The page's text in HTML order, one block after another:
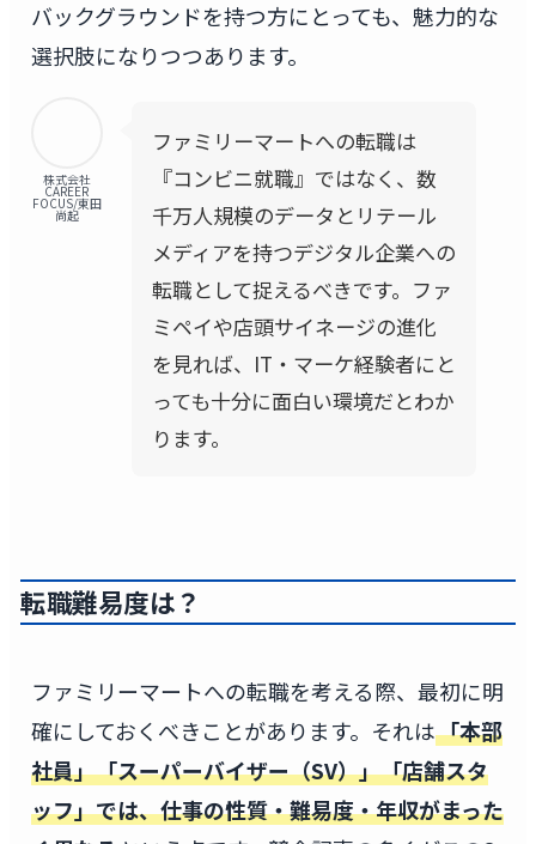
バックグラウンドを持つ方にとっても、魅力的な
選択肢になりつつあります。
株式会社
CAREER
FOCUS/東田
尚起
ファミリーマートへの転職は
『コンビニ就職』ではなく、数
千万人規模のデータとリテール
メディアを持つデジタル企業への
転職として捉えるべきです。ファ
ミペイや店頭サイネージの進化
を見れば、IT・マーケ経験者にと
っても十分に面白い環境だとわか
ります。
転職難易度は？
ファミリーマートへの転職を考える際、最初に明
確にしておくべきことがあります。それは「本部
社員」「スーパーバイザー（SV）」「店舗スタ
ッフ」では、仕事の性質・難易度・年収がまった